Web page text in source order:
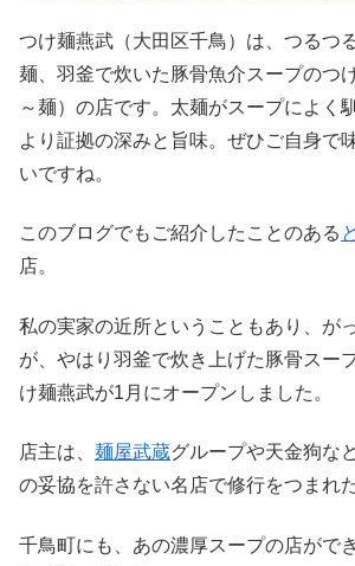
つけ麺燕武（大田区千鳥）は、つるつ
麺、羽釜で炊いた豚骨魚介スープのつ
～麺）の店です。太麺がスープによく
より証拠の深みと旨味。ぜひご自身で
いですね。
このブログでもご紹介したことのある
店。
私の実家の近所ということもあり、が
が、やはり羽釜で炊き上げた豚骨スー
け麺燕武が1月にオープンしました。
店主は、 麺屋武蔵グループや天金狗な
の妥協を許さない名店で修行をつまれ
千鳥町にも、あの濃厚スープの店がで